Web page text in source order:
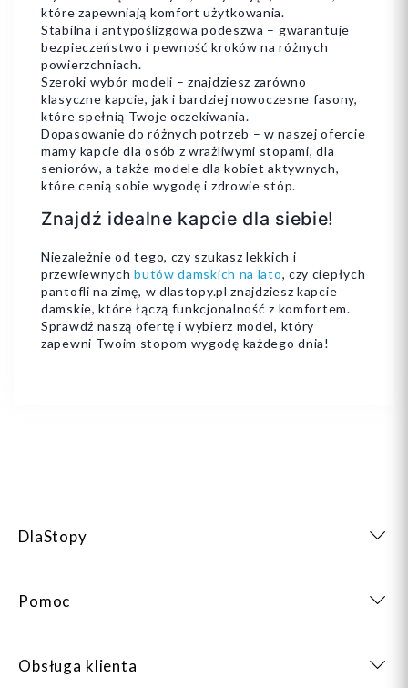
które zapewniają komfort użytkowania.
Stabilna i antypoślizgowa podeszwa – gwarantuje
bezpieczeństwo i pewność kroków na różnych
powierzchniach.
Szeroki wybór modeli – znajdziesz zarówno
klasyczne kapcie, jak i bardziej nowoczesne fasony,
które spełnią Twoje oczekiwania.
Dopasowanie do różnych potrzeb – w naszej ofercie
mamy kapcie dla osób z wrażliwymi stopami, dla
seniorów, a także modele dla kobiet aktywnych,
które cenią sobie wygodę i zdrowie stóp.
Znajdź idealne kapcie dla siebie!
Niezależnie od tego, czy szukasz lekkich i
przewiewnychbutów damskich na lato, czy ciepłych
pantofli na zimę, w dlastopy.pl znajdziesz kapcie
damskie, które łączą funkcjonalność z komfortem.
Sprawdź naszą ofertę i wybierz model, który
zapewni Twoim stopom wygodę każdego dnia!
DlaStopy
Pomoc
Obsługa klienta